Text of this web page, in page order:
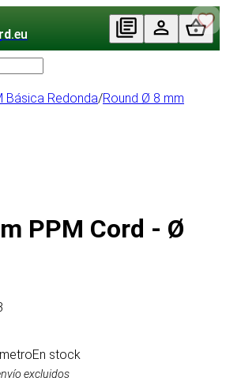
.eu
Básica Redonda/Round Ø 8 mm
PPM Cord - Ø
En stock
excluidos